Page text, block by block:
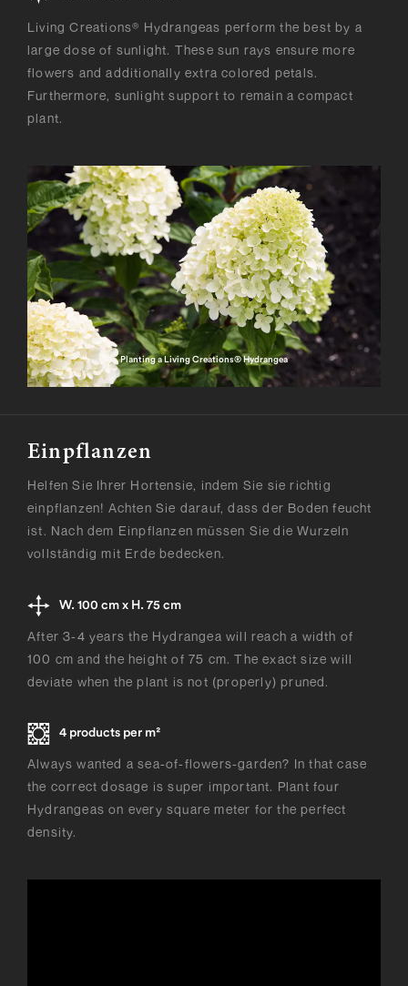
Living Creations® Hydrangeas perform the best by a
large dose of sunlight. These sun rays ensure more
flowers and additionally extra colored petals.
Furthermore, sunlight support to remain a compact
plant.
Planting a Living Creations® Hydrangea
Einpflanzen
Helfen Sie Ihrer Hortensie, indem Sie sie richtig
einpflanzen! Achten Sie darauf, dass der Boden feucht
ist. Nach dem Einpflanzen müssen Sie die Wurzeln
vollständig mit Erde bedecken.
W. 100 cm x H. 75 cm
After 3-4 years the Hydrangea will reach a width of
100 cm and the height of 75 cm. The exact size will
deviate when the plant is not (properly) pruned.
4 products per m²
Always wanted a sea-of-flowers-garden? In that case
the correct dosage is super important. Plant four
Hydrangeas on every square meter for the perfect
density.